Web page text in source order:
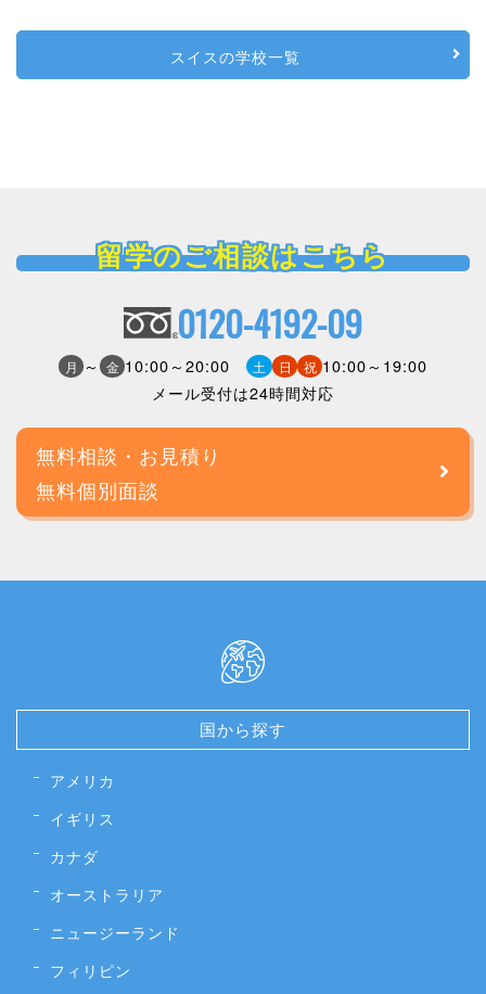
スイスの学校一覧
留学のご相談はこちら
0120-4192-09
月 ～ 金 10:00～20:00 土 日 祝 10:00～19:00
メール受付は24時間対応
無料相談・お見積り
無料個別面談
国から探す
アメリカ
イギリス
カナダ
オーストラリア
ニュージーランド
フィリピン